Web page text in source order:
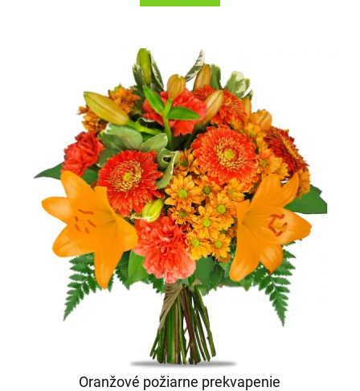
Oranžové požiarne prekvapenie